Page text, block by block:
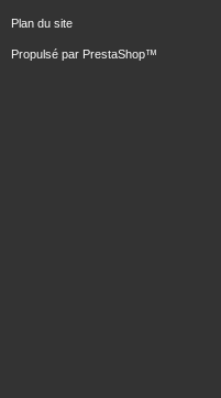
Plan du site
Propulsé par PrestaShop™